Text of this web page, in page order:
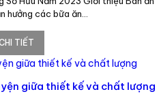
hưởng các bữa ăn…
TIẾT
giữa thiết kế và chất lượng